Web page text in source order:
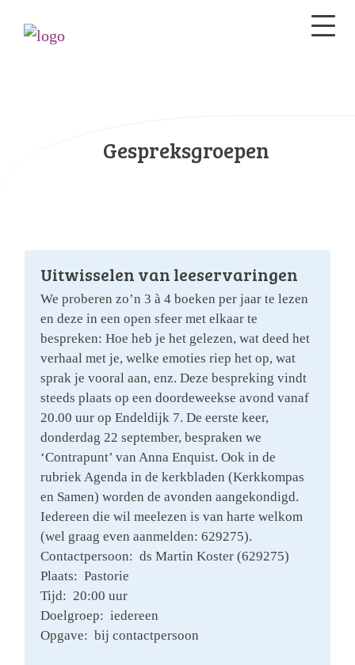
Gespreksgroepen
Uitwisselen van leeservaringen
We proberen zo’n 3 à 4 boeken per jaar te lezen
en deze in een open sfeer met elkaar te
bespreken: Hoe heb je het gelezen, wat deed het
verhaal met je, welke emoties riep het op, wat
sprak je vooral aan, enz. Deze bespreking vindt
steeds plaats op een doordeweekse avond vanaf
20.00 uur op Endeldijk 7. De eerste keer,
donderdag 22 september, bespraken we
‘Contrapunt’ van Anna Enquist. Ook in de
rubriek Agenda in de kerkbladen (Kerkkompas
en Samen) worden de avonden aangekondigd.
Iedereen die wil meelezen is van harte welkom
(wel graag even aanmelden: 629275).
Contactpersoon: ds Martin Koster (629275)
Plaats: Pastorie
Tijd: 20:00 uur
Doelgroep: iedereen
Opgave: bij contactpersoon